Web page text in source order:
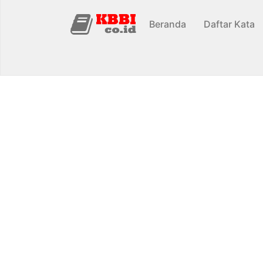
Beranda Daftar Kata